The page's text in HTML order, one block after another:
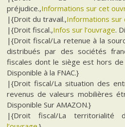
préjudice.,Informations sur cet
|{Droit du travail.,Informations sur
|{Droit fiscal.,Infos sur l’ouvrage.
|{Droit fiscal/La retenue à la
distribués par des sociétés
fiscales dont le siège est hors de
Disponible à la FNAC.}
|{Droit fiscal/La situation des
revenus de valeurs mobilières
Disponible Sur AMAZON.}
|{Droit fiscal/La territorialité